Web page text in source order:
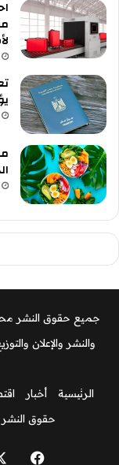
جميع حقوق النشر
والنشر والإعلان
الرئيسية
أخبار
حقوق النشر